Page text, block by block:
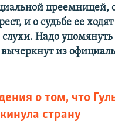
преемницей,
и о судьбе ее ходят
Надо упомянуть
из
о том, что
страну